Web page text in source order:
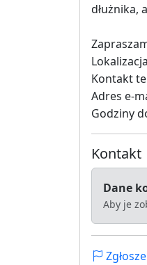
dłużnika,
Kontakt
Adres e-
Godziny
Kontakt
Dane
Aby je